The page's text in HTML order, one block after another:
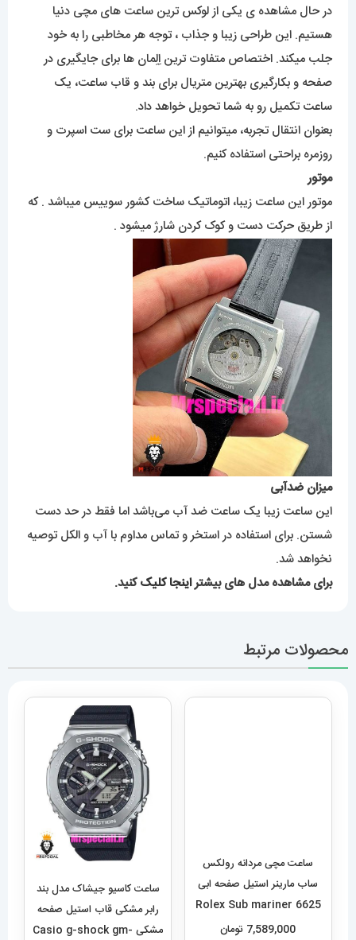
در حال مشاهده ی یکی از لوکس ترین ساعت های مچی دنیا
هستیم. این طراحی زیبا و جذاب ، توجه هر مخاطبی را به خود
جلب میکند. اختصاص متفاوت ترین اِلِمان ها برای جایگیری در
صفحه و بکارگیری بهترین متریال برای بند و قاب ساعت، یک
ساعت تکمیل رو به شما تحویل خواهد داد.
بعنوان انتقال تجربه، میتوانیم از این ساعت برای ست اسپرت و
روزمره براحتی استفاده کنیم.
موتور
موتور این ساعت زیبا، اتوماتیک ساخت کشور سوییس میباشد . که
از طریق حرکت دست و کوک کردن شارژ میشود .
میزان ضدآبی
این ساعت زیبا یک ساعت ضد آب می‌باشد اما فقط در حد دست
شستن. برای استفاده در استخر و تماس مداوم با آب و الکل توصیه
نخواهد شد.
برای مشاهده مدل های بیشتراینجا کلیککنید.
محصولات مرتبط
ساعت مچی مردانه رولکس
ساب مارینر استیل صفحه ابی
6625 Rolex Sub mariner
ساعت کاسیو جیشاک مدل بند
رابر مشکی قاب استیل صفحه
مشکی Casio g-shock gm-